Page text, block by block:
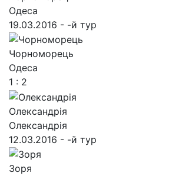
Одеса
19.03.2016 - -й тур
Чорноморець
Одеса
1 : 2
Олександрія
Олександрія
12.03.2016 - -й тур
Зоря